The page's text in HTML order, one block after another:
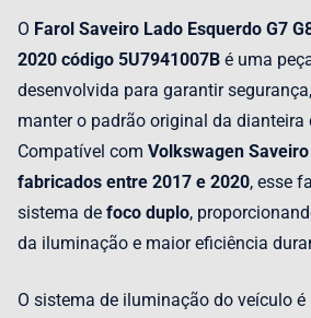
O Farol Saveiro Lado Esquerdo G7
2020 código 5U7941007B é uma
desenvolvida para garantir
manter o padrão original da dianteira
Compatível com Volkswagen
fabricados entre 2017 e 2020, esse
sistema de foco duplo,
da iluminação e maior eficiência
O sistema de iluminação do veículo é